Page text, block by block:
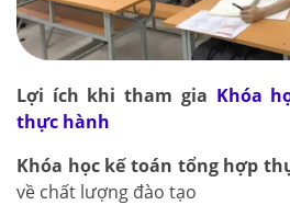
Lợi ích khi tham gia Khóa
thực hành
Khóa học kế toán tổng hợp
về chất lượng đào tạo